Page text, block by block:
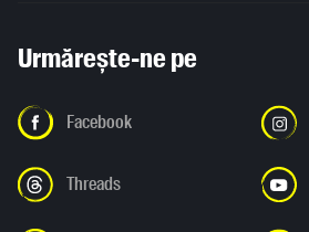
Urmărește-ne pe
Facebook
Threads